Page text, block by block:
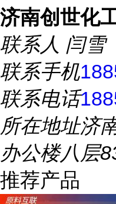
济南创世化
联系人 闫雪
联系手机
联系电话
所在地址济
办公楼八层
推荐产品